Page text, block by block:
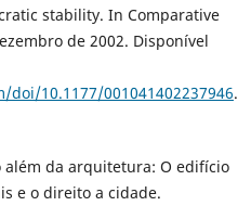
stability. In Comparative
de 2002. Disponível
10.1177/001041402237946.
além da arquitetura: O edifício
e o direito a cidade.